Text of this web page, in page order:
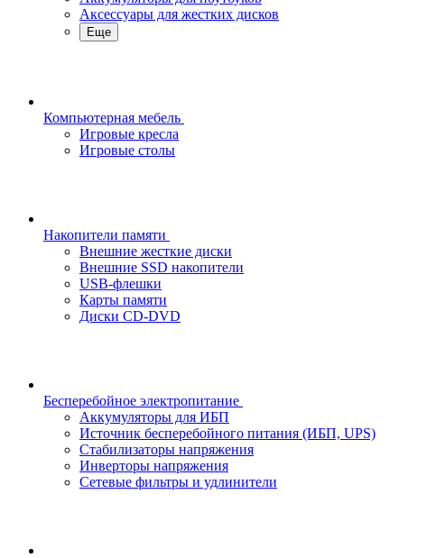
Аксессуары для жестких дисков
Еще
Компьютерная мебель
Игровые кресла
Игровые столы
Накопители памяти
Внешние жесткие диски
Внешние SSD накопители
USB-флешки
Карты памяти
Диски CD-DVD
Бесперебойное электропитание
Аккумуляторы для ИБП
Источник бесперебойного питания (ИБП, UPS)
Стабилизаторы напряжения
Инверторы напряжения
Сетевые фильтры и удлинители